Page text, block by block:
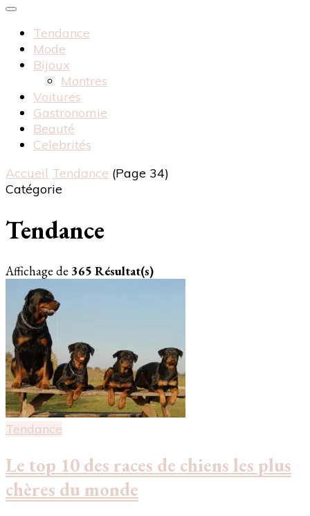
Tendance
Mode
Bijoux
Montres
Voitures
Gastronomie
Beauté
Celebrités
Accueil Tendance (Page 34)
Catégorie
Tendance
Affichage de 365 Résultat(s)
Tendance
Le top 10 des races de chiens les plus
chères du monde